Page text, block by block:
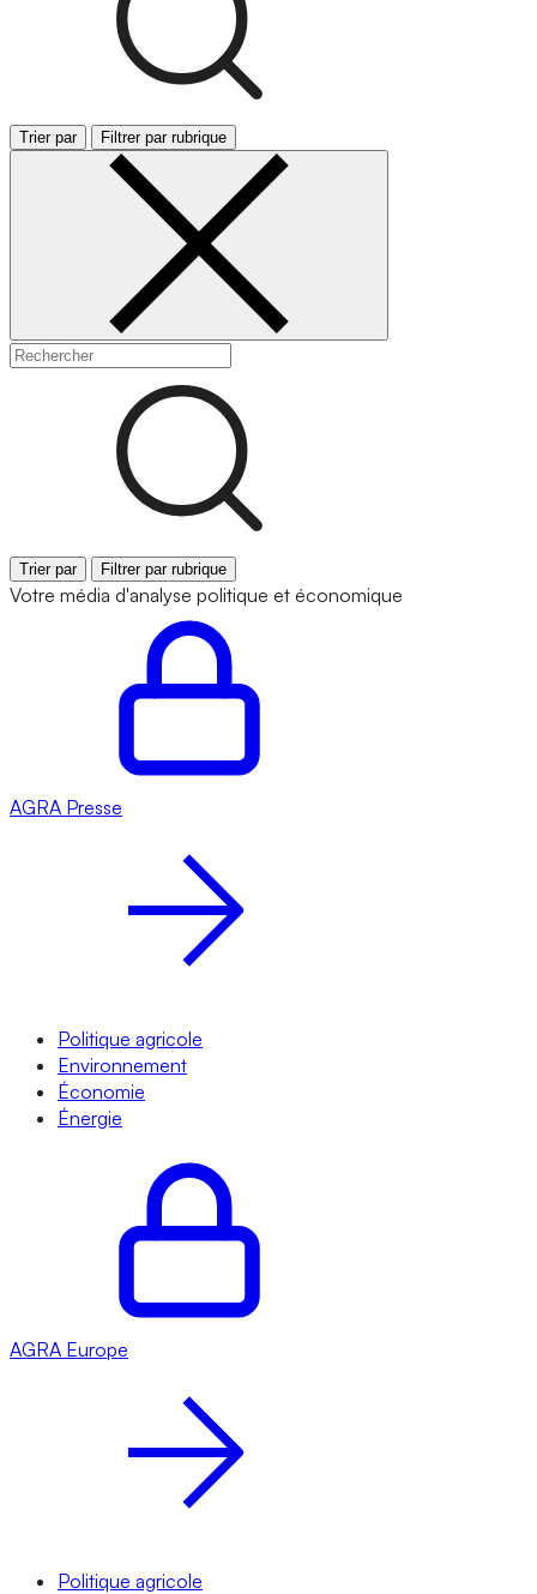
Trier par Filtrer par rubrique
Trier par Filtrer par rubrique
Votre média d'analyse politique et économique
AGRA Presse
Politique agricole
Environnement
Économie
Énergie
AGRA Europe
Politique agricole